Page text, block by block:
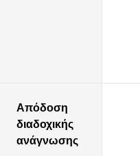
Απόδοση
διαδοχικής
ανάγνωσης